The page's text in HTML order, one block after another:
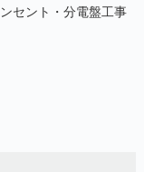
セント・分電盤工事